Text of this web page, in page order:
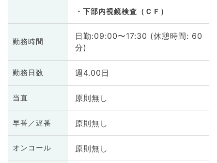
下部内視鏡検査（ＣＦ）
勤務時間
日勤:09:00〜17:30 (休憩時間: 60
分)
勤務日数 週4.00日
当直 原則無し
早番／遅番 原則無し
オンコール 原則無し